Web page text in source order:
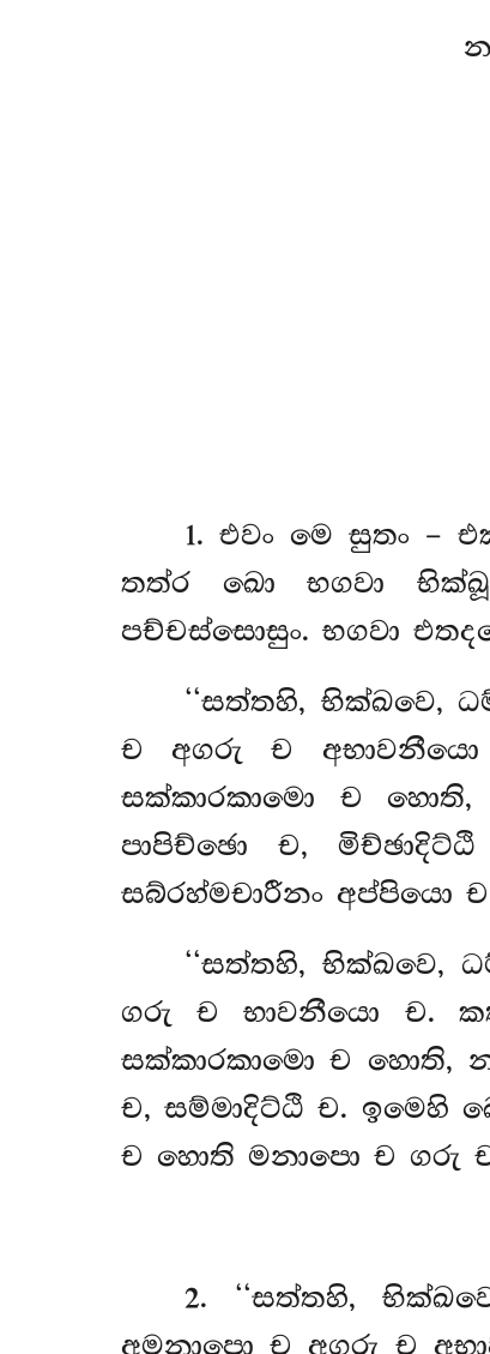
1. එවං මෙ සුතං –
තත්ර ඛො භගවා භික්ඛූ
පච්චස්සොසුං. භගවා
‘‘සත්තහි, භික්ඛවෙ,
ච අගරු ච අභාවනීයො
සක්කාරකාමො ච
පාපිච්ඡො ච,
සබ්රහ්මචාරීනං අප්පියො
‘‘සත්තහි, භික්ඛවෙ,
ගරු ච භාවනීයො ච.
සක්කාරකාමො ච හොති,
ච, සම්මාදිට්ඨි ච. ඉමෙහි
ච හොති මනාපො ච ගරු ච
2. ‘‘සත්තහි,
අමනාපො ච අගරු ච